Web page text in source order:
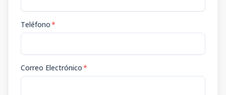
Teléfono*
Correo Electrónico*